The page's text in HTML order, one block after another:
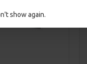
show again.